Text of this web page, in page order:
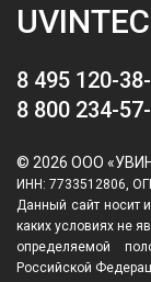
8 495 120-
8 800 234-
© 2026 ООО
ИНН: 7733512806,
Данный сайт носит
каких условиях не
определяемой
Российской